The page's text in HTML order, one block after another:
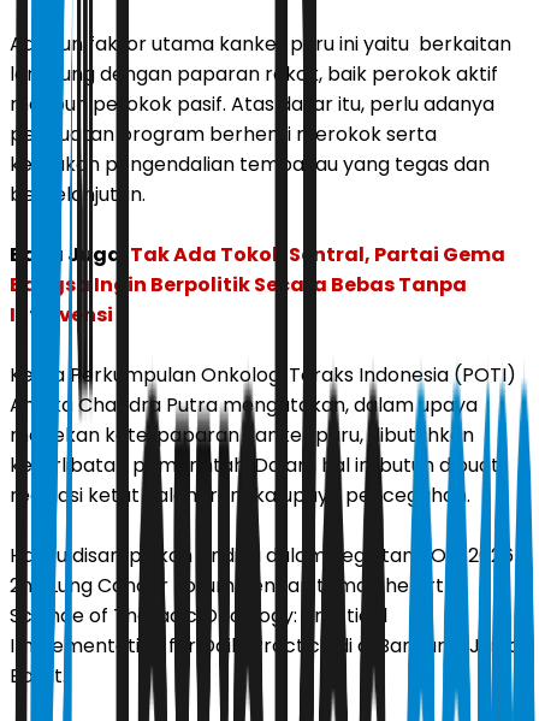
Adapun faktor utama kanker paru ini yaitu berkaitan
langsung dengan paparan rokok, baik perokok aktif
maupun perokok pasif. Atas dasar itu, perlu adanya
penguatan program berhenti merokok serta
kebijakan pengendalian tembakau yang tegas dan
berkelanjutan.
Baca Juga: Tak Ada Tokoh Sentral, Partai Gema
Bangsa Ingin Berpolitik Secara Bebas Tanpa
Intervensi
Ketua Perkumpulan Onkologi Toraks Indonesia (POTI)
Andika Chandra Putra mengatakan, dalam upaya
menekan keterpaparan kanker paru, dibutuhkan
keterlibatan pemerintah. Dalam hal ini butuh dibuat
regulasi ketat dalam rangka upaya pencegahan.
Hal itu disampaikan Andika dalam kegiatan POTI 2026
2nd Lung Cancer Forum dengan tema The Art &
Science of Thoracic Oncology: Practical
Implementation for Daily Practice di di Bandung, Jawa
Barat.